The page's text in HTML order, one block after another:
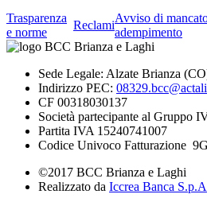
Trasparenza
e norme
Reclami
Avviso di
adempimento
Sede Legale: Alzate Brianza
Indirizzo PEC:
CF 00318030137
Società partecipante al Gruppo
Partita IVA 15240741007
Codice Univoco Fatturazione
©2017 BCC Brianza e Laghi
Realizzato da Iccrea Banca S.p.A